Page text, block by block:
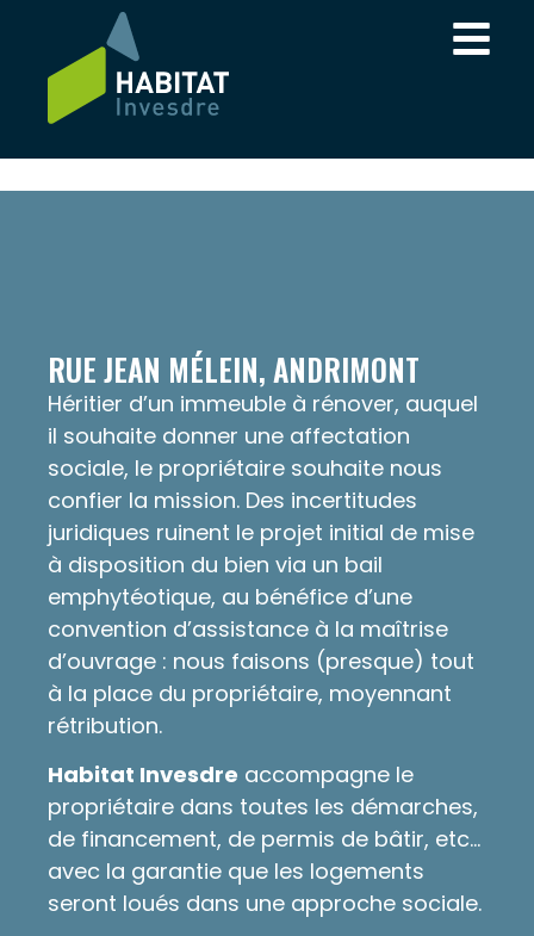
RUE JEAN MÉLEIN, ANDRIMONT
Héritier d’un immeuble à rénover, auquel
il souhaite donner une affectation
sociale, le propriétaire souhaite nous
confier la mission. Des incertitudes
juridiques ruinent le projet initial de mise
à disposition du bien via un bail
emphytéotique, au bénéfice d’une
convention d’assistance à la maîtrise
d’ouvrage : nous faisons (presque) tout
à la place du propriétaire, moyennant
rétribution.
Habitat Invesdre accompagne le
propriétaire dans toutes les démarches,
de financement, de permis de bâtir, etc…
avec la garantie que les logements
seront loués dans une approche sociale.